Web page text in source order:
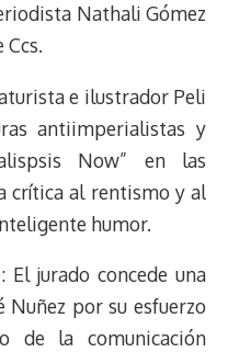
Nathali Gómez
e ilustrador Peli
antiimperialistas y
Now” en las
crítica al rentismo y al
humor.
jurado concede una
Nuñez por su esfuerzo
de la comunicación